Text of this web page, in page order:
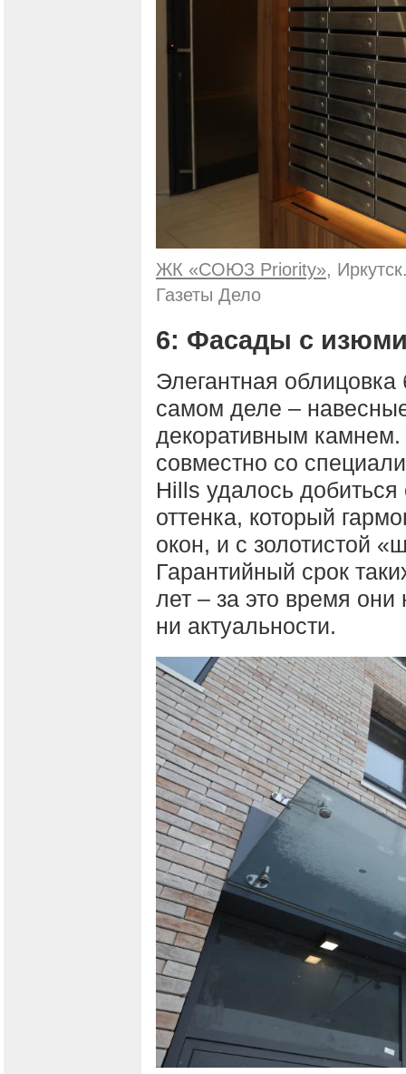
ЖК «СОЮЗ Priority»,
Газеты Дело
6: Фасады с
Элегантная облицовка
самом деле –
декоративным
совместно со
Hills удалось
оттенка, который
окон, и с золотистой
Гарантийный срок
лет – за это время
ни актуальности.